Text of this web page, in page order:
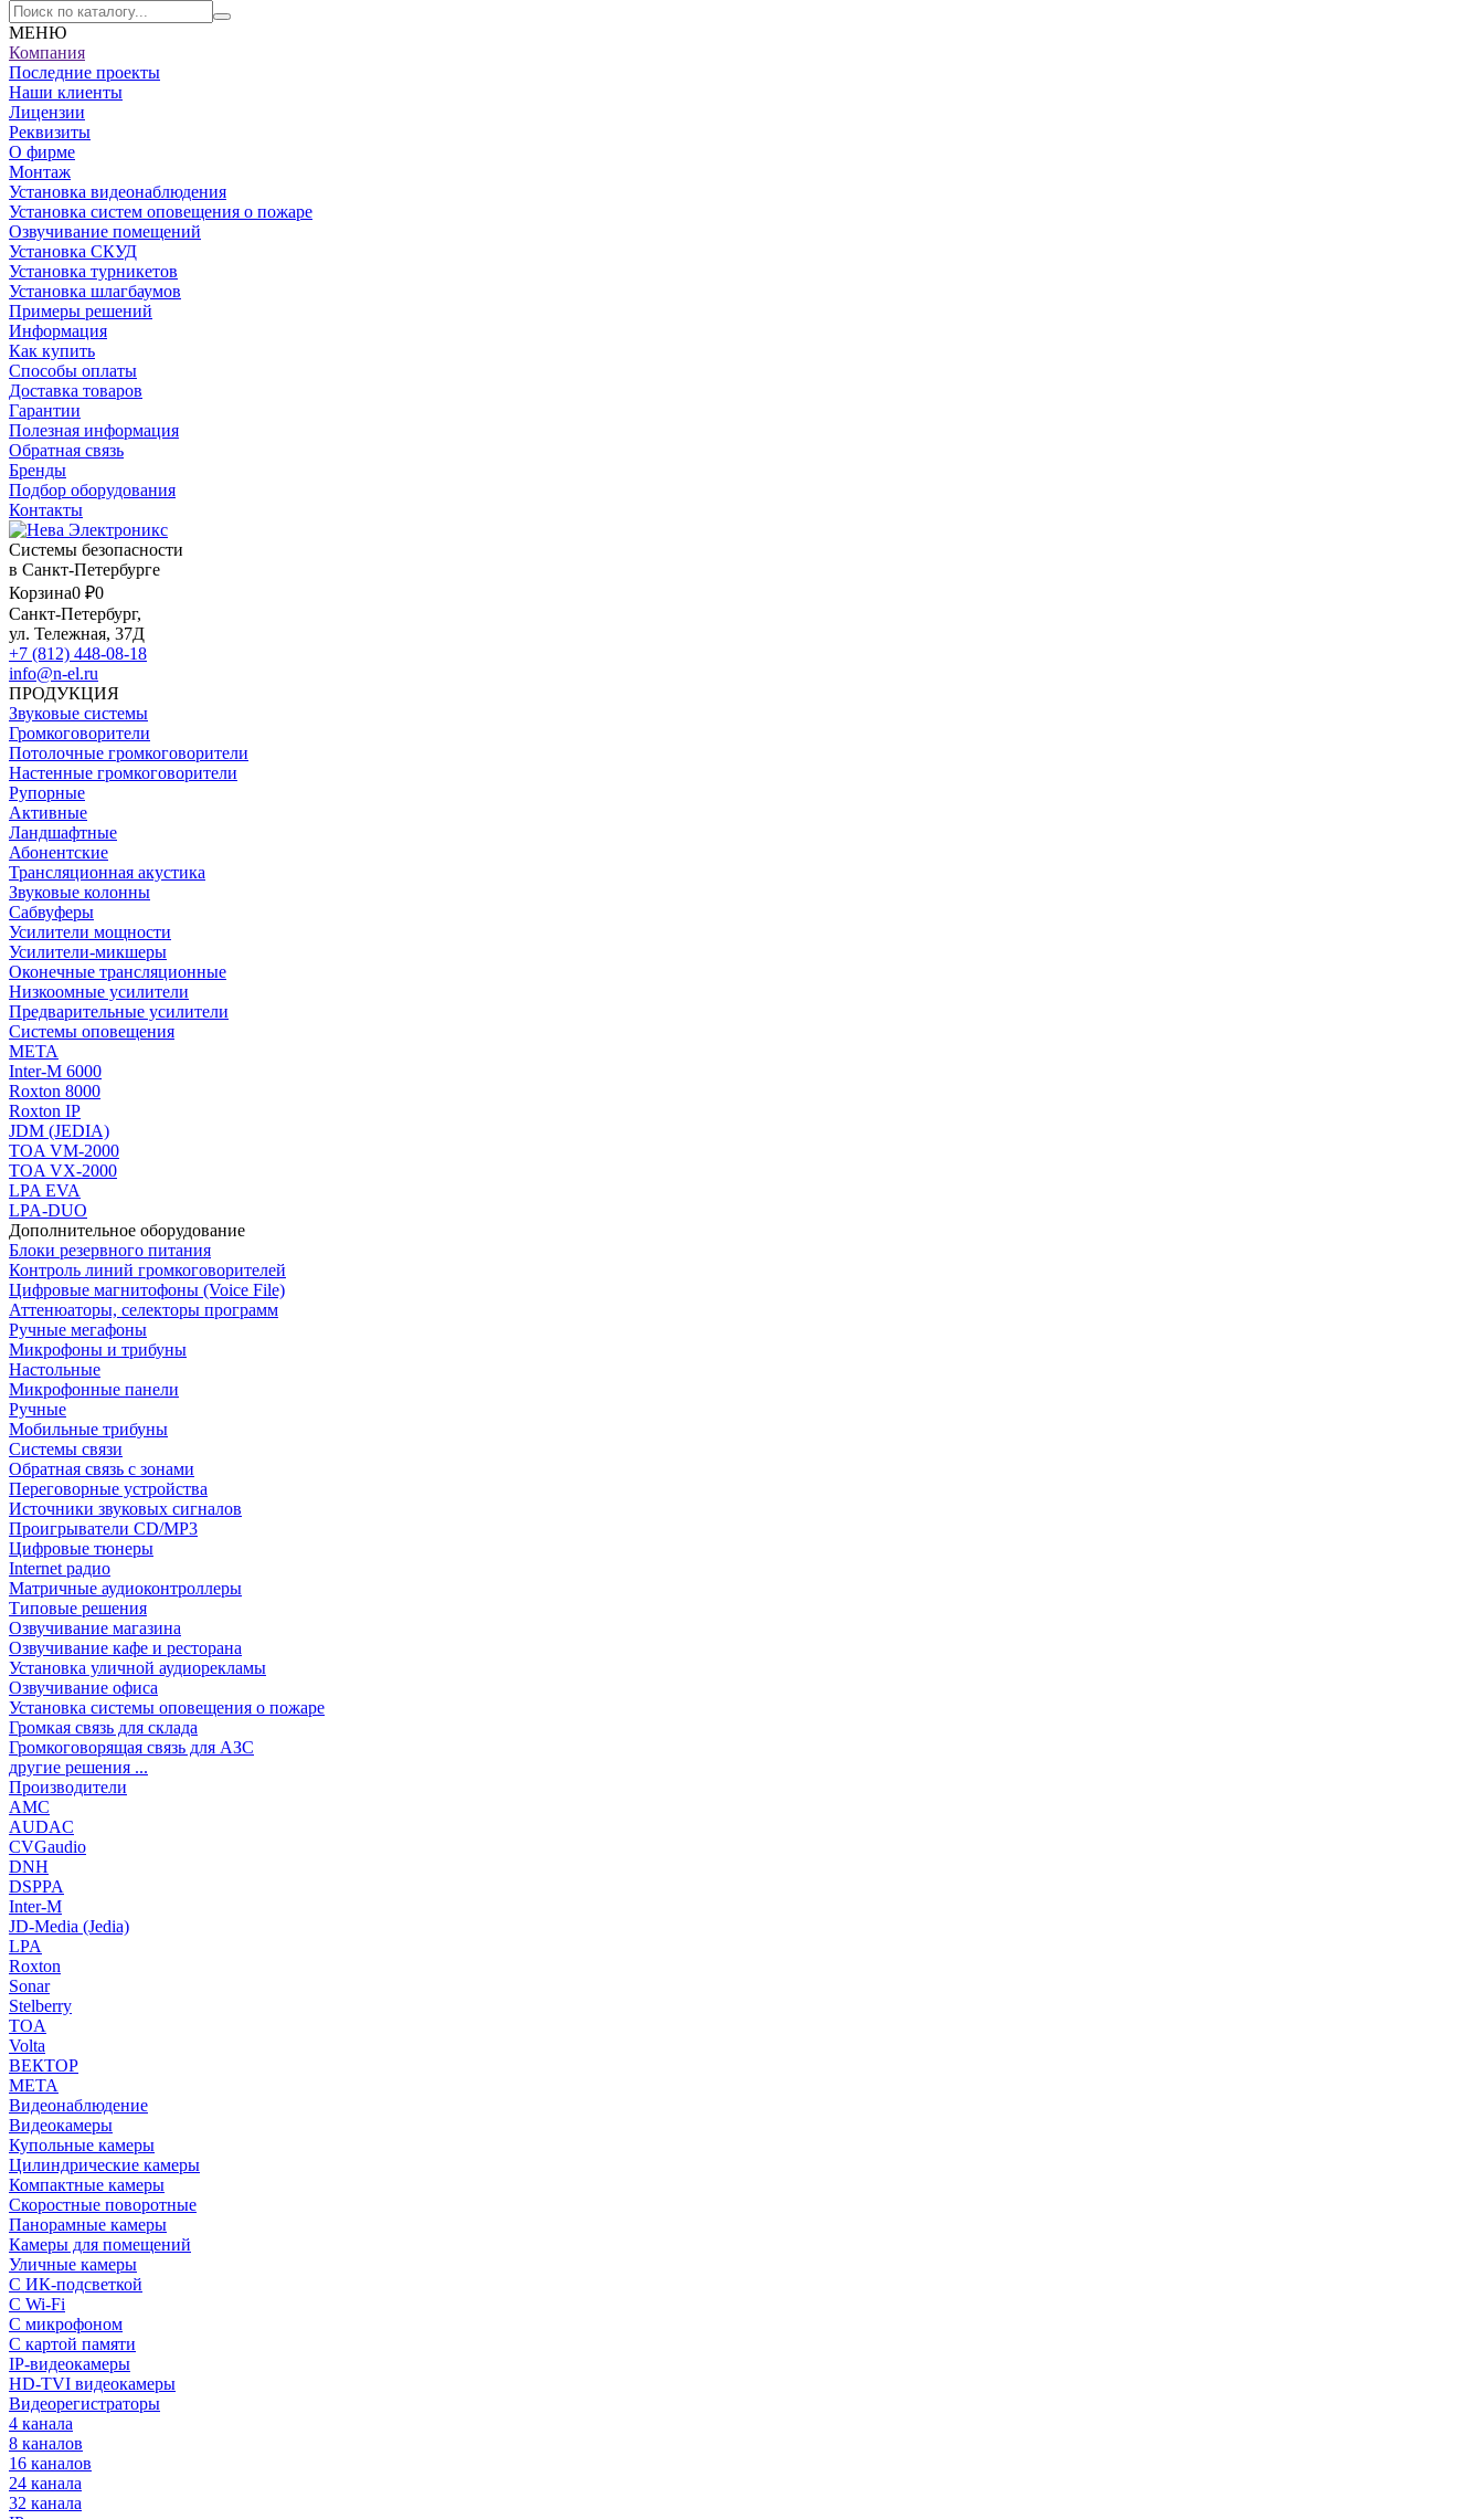
МЕНЮ
Компания
Последние проекты
Наши клиенты
Лицензии
Реквизиты
О фирме
Монтаж
Установка видеонаблюдения
Установка систем оповещения о пожаре
Озвучивание помещений
Установка СКУД
Установка турникетов
Установка шлагбаумов
Примеры решений
Информация
Как купить
Способы оплаты
Доставка товаров
Гарантии
Полезная информация
Обратная связь
Бренды
Подбор оборудования
Контакты
Системы безопасности
в Санкт-Петербурге
Корзина0 ₽0
Санкт-Петербург,
ул. Тележная, 37Д
+7 (812) 448-08-18
info@n-el.ru
ПРОДУКЦИЯ
Звуковые системы
Громкоговорители
Потолочные громкоговорители
Настенные громкоговорители
Рупорные
Активные
Ландшафтные
Абонентские
Трансляционная акустика
Звуковые колонны
Сабвуферы
Усилители мощности
Усилители-микшеры
Оконечные трансляционные
Низкоомные усилители
Предварительные усилители
Системы оповещения
МЕТА
Inter-M 6000
Roxton 8000
Roxton IP
JDM (JEDIA)
TOA VM-2000
TOA VX-2000
LPA EVA
LPA-DUO
Дополнительное оборудование
Блоки резервного питания
Контроль линий громкоговорителей
Цифровые магнитофоны (Voice File)
Аттенюаторы, селекторы программ
Ручные мегафоны
Микрофоны и трибуны
Настольные
Микрофонные панели
Ручные
Мобильные трибуны
Системы связи
Обратная связь с зонами
Переговорные устройства
Источники звуковых сигналов
Проигрыватели CD/MP3
Цифровые тюнеры
Internet радио
Матричные аудиоконтроллеры
Типовые решения
Озвучивание магазина
Озвучивание кафе и ресторана
Установка уличной аудиорекламы
Озвучивание офиса
Установка системы оповещения о пожаре
Громкая связь для склада
Громкоговорящая связь для АЗС
другие решения ...
Производители
AMC
AUDAC
CVGaudio
DNH
DSPPA
Inter-M
JD-Media (Jedia)
LPA
Roxton
Sonar
Stelberry
TOA
Volta
ВЕКТОР
МЕТА
Видеонаблюдение
Видеокамеры
Купольные камеры
Цилиндрические камеры
Компактные камеры
Скоростные поворотные
Панорамные камеры
Камеры для помещений
Уличные камеры
С ИК-подсветкой
С Wi-Fi
С микрофоном
С картой памяти
IP-видеокамеры
HD-TVI видеокамеры
Видеорегистраторы
4 канала
8 каналов
16 каналов
24 канала
32 канала